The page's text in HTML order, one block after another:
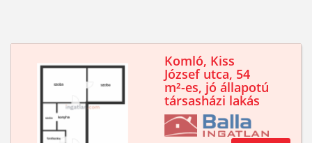
Komló, Kiss
József utca, 54
m²-es, jó állapotú
társasházi lakás